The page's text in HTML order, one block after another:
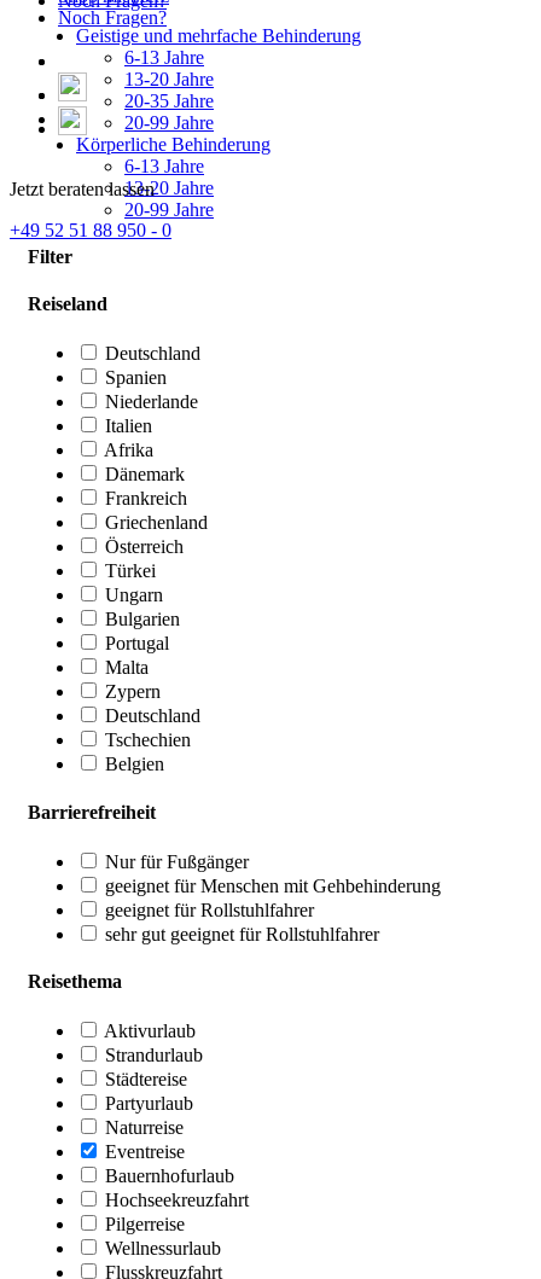
Noch Fragen?
Jetzt beraten lassen
+49 52 51 88 950 - 0
Geistige und mehrfache Behinderung
6-13 Jahre
13-20 Jahre
20-35 Jahre
20-99 Jahre
Körperliche Behinderung
6-13 Jahre
13-20 Jahre
20-99 Jahre
Filter
Reiseland
Deutschland
Spanien
Niederlande
Italien
Afrika
Dänemark
Frankreich
Griechenland
Österreich
Türkei
Ungarn
Bulgarien
Portugal
Malta
Zypern
Deutschland
Tschechien
Belgien
Barrierefreiheit
Nur für Fußgänger
geeignet für Menschen mit Gehbehinderung
geeignet für Rollstuhlfahrer
sehr gut geeignet für Rollstuhlfahrer
Reisethema
Aktivurlaub
Strandurlaub
Städtereise
Partyurlaub
Naturreise
Eventreise
Bauernhofurlaub
Hochseekreuzfahrt
Pilgerreise
Wellnessurlaub
Flusskreuzfahrt